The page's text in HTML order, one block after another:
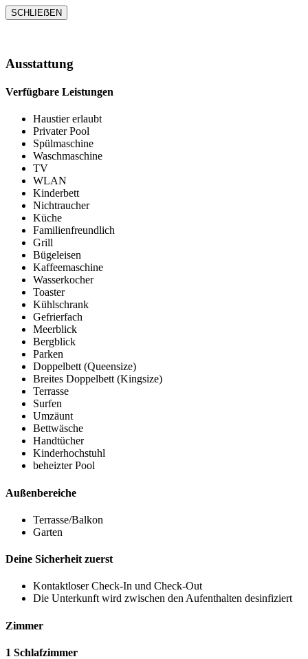
SCHLIEẞEN
Ausstattung
Verfügbare Leistungen
Haustier erlaubt
Privater Pool
Spülmaschine
Waschmaschine
TV
WLAN
Kinderbett
Nichtraucher
Küche
Familienfreundlich
Grill
Bügeleisen
Kaffeemaschine
Wasserkocher
Toaster
Kühlschrank
Gefrierfach
Meerblick
Bergblick
Parken
Doppelbett (Queensize)
Breites Doppelbett (Kingsize)
Terrasse
Surfen
Umzäunt
Bettwäsche
Handtücher
Kinderhochstuhl
beheizter Pool
Außenbereiche
Terrasse/Balkon
Garten
Deine Sicherheit zuerst
Kontaktloser Check-In und Check-Out
Die Unterkunft wird zwischen den Aufenthalten desinfiziert
Zimmer
1 Schlafzimmer